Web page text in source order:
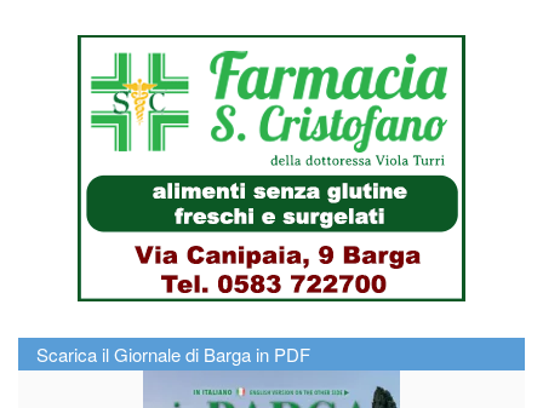
Scarica il Giornale di Barga in PDF